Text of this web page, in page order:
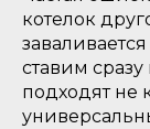
котелок
ставим
подходят не